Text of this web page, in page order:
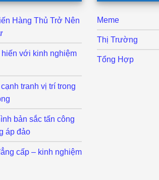
Hàng Thủ Trở Nên
với kinh nghiệm
tranh vị trí trong
bản sắc tấn công
áp đảo
cấp – kinh nghiệm
Meme
Thị Trường
Tổng Hợp